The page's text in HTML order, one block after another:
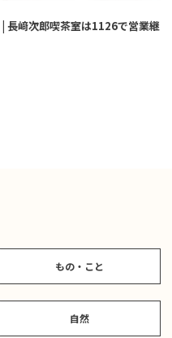
長﨑次郎喫茶室は1126で営業継
もの・こと
自然